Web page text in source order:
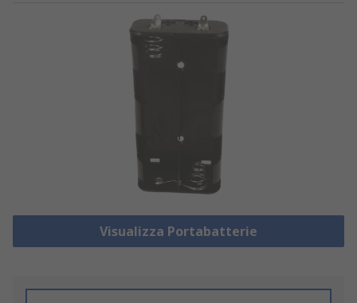
Visualizza Portabatterie